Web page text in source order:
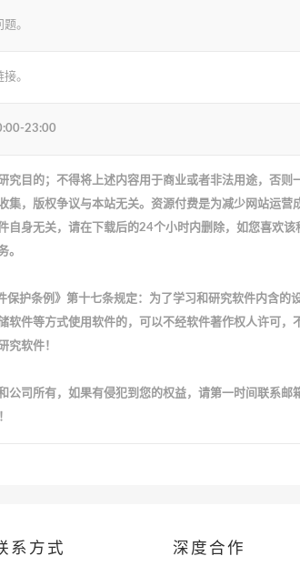
。
。
23:00
究目的；不得将上述内容用于商业或者非法用途，否则
集，版权争议与本站无关。资源付费是为减少网站运营
自身无关，请在下载后的24个小时内删除，如您喜欢该
。
保护条例》第十七条规定：为了学习和研究软件内含的
软件等方式使用软件的，可以不经软件著作权人许可，
究软件！
公司所有，如果有侵犯到您的权益，请第一时间联系邮
系方式 深度合作